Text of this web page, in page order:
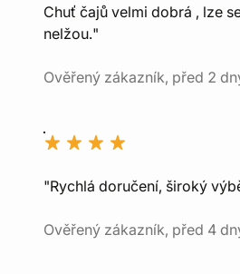
Chuť čajů velmi dobrá , lze
nelžou."
Ověřený zákazník, před 2
"Rychlá doručení, široký
Ověřený zákazník, před 4